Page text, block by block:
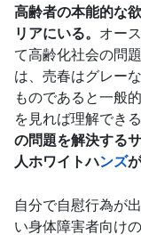
高齢者の本能的な
リアにいる。 オー
て高齢化社会の問
は、売春はグレー
ものであると一般
を見れば理解でき
の問題を解決する
人ホワイトハンズ
自分で自慰行為が
い身体障害者向け